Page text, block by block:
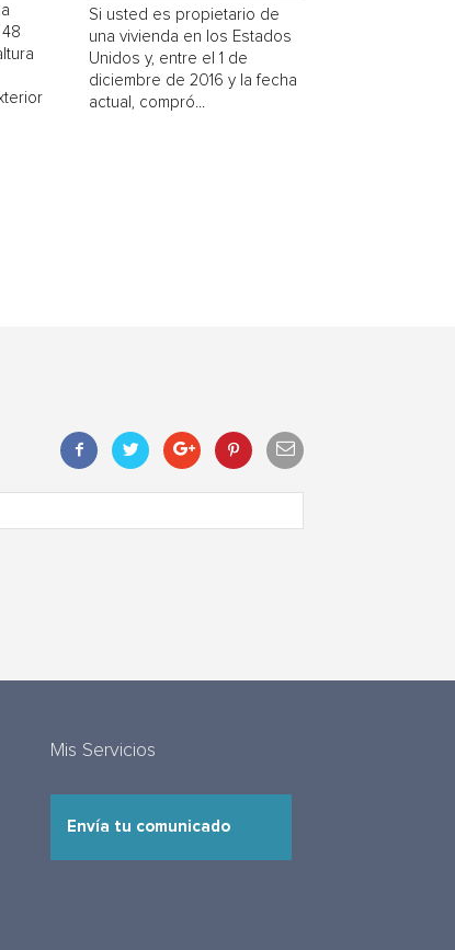
Si usted es propietario de
una vivienda en los Estados
Unidos y, entre el 1 de
diciembre de 2016 y la fecha
actual, compró...
Mis Servicios
Envía tu comunicado